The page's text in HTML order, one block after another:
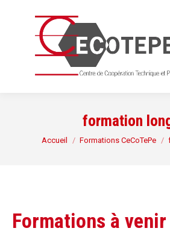
formation
Vous êtes ici :
Accueil Formations CeCoTePe
Formations à venir